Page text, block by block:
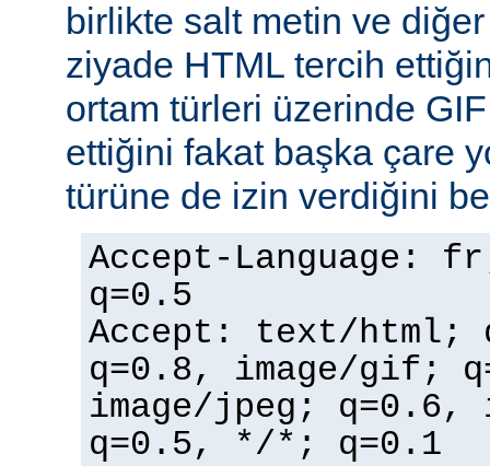
birlikte salt metin ve
ziyade HTML tercih
ortam türleri üzerinde
ettiğini fakat başka çare
türüne de izin verdiğini
Accept-Language:
q=0.5
Accept: text/html;
q=0.8, image/gif;
image/jpeg; q=0.6,
q=0.5, */*; q=0.1